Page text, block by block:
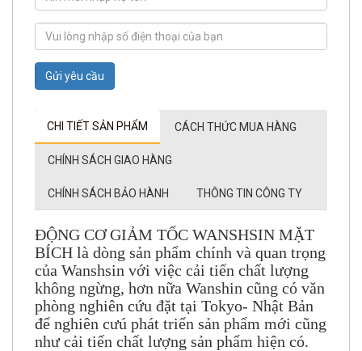
Gửi yêu cầu
CHI TIẾT SẢN PHẨM CÁCH THỨC MUA HÀNG
CHÍNH SÁCH GIAO HÀNG
CHÍNH SÁCH BẢO HÀNH THÔNG TIN CÔNG TY
ĐỘNG CƠ GIẢM TỐC WANSHSIN MẶT
BÍCH là dòng sản phẩm chính và quan trọng
của Wanshsin với việc cải tiến chất lượng
không ngừng, hơn nữa Wanshin cũng có văn
phòng nghiên cứu đặt tại Tokyo- Nhật Bản
để nghiên cưú phát triển sản phẩm mới cũng
như cải tiến chất lượng sản phẩm hiện có.